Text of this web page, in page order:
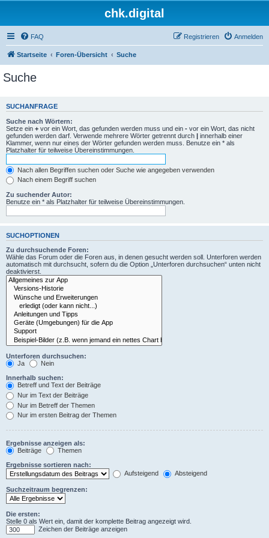
chk.digital
FAQ Anmelden
Registrieren
Startseite Foren-Übersicht Suche
Suche
SUCHANFRAGE
Suche nach Wörtern:
Setze ein + vor ein Wort, das gefunden werden muss und ein - vor ein Wort, das nicht
gefunden werden darf. Verwende mehrere Wörter getrennt durch | innerhalb einer
Klammer, wenn nur eines der Wörter gefunden werden muss. Benutze ein * als
Platzhalter für teilweise Übereinstimmungen.
Nach allen Begriffen suchen oder Suche wie angegeben verwenden
Nach einem Begriff suchen
Zu suchender Autor:
Benutze ein * als Platzhalter für teilweise Übereinstimmungen.
SUCHOPTIONEN
Zu durchsuchende Foren:
Wähle das Forum oder die Foren aus, in denen gesucht werden soll. Unterforen werden
automatisch mit durchsucht, sofern du die Option „Unterforen durchsuchen“ unten nicht
deaktivierst.
Unterforen durchsuchen:
Ja
Nein
Innerhalb suchen:
Betreff und Text der Beiträge
Nur im Text der Beiträge
Nur im Betreff der Themen
Nur im ersten Beitrag der Themen
Ergebnisse anzeigen als:
Beiträge
Themen
Ergebnisse sortieren nach:
Aufsteigend
Absteigend
Suchzeitraum begrenzen:
Die ersten:
Stelle 0 als Wert ein, damit der komplette Beitrag angezeigt wird.
Zeichen der Beiträge anzeigen